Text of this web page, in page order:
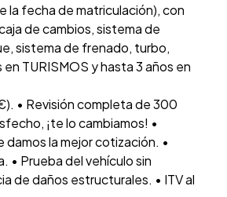
la fecha de matriculación), con
de cambios, sistema de
sistema de frenado, turbo,
TURISMOS y hasta 3 años en
• Revisión completa de 300
¡te lo cambiamos! •
la mejor cotización. •
Prueba del vehículo sin
de daños estructurales. • ITV al